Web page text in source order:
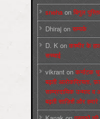
sneha on बिगुल
Dhiraj on सम्पर्क
D. K on कश्मीर के
सच्चाई
vikrant onकर्नाटक
बढ़ती अलोकप्रियता,
साम्प्रदायिक उन्माद व
बढ़ती साज़िशें और हमारे